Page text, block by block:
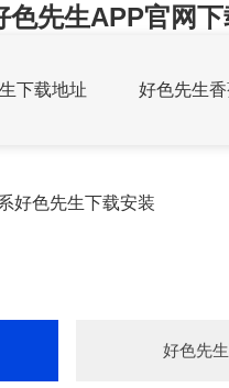
色先生APP官网下
下载地址 好色先生
好色先生下载安装
好色先